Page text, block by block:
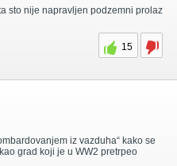
sto nije napravljen podzemni prolaz
15
iz vazduha“ kako se
grad koji je u WW2 pretrpeo